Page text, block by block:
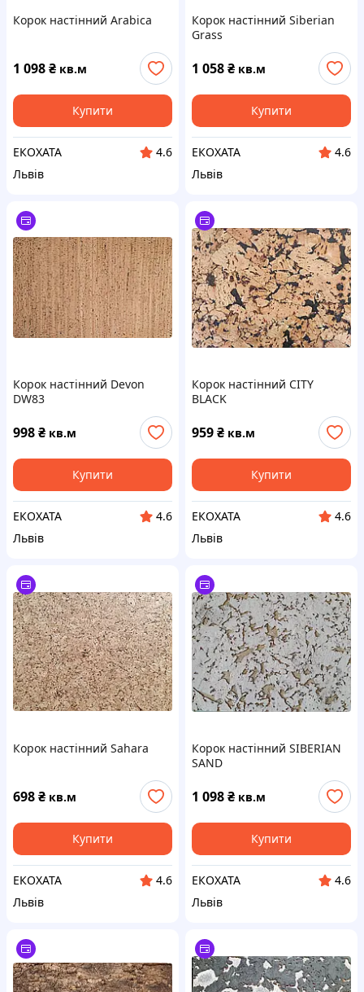
Корок настінний Arabica
1 098₴ кв.м
Купити
ЕКОХАТА
4.6
Львів
Корок настінний Siberian
Grass
1 058₴ кв.м
Купити
ЕКОХАТА
4.6
Львів
Корок настінний Devon
DW83
998₴ кв.м
Купити
ЕКОХАТА
4.6
Львів
Корок настінний CITY
BLACK
959₴ кв.м
Купити
ЕКОХАТА
4.6
Львів
Корок настінний Sahara
698₴ кв.м
Купити
ЕКОХАТА
4.6
Львів
Корок настінний SIBERIAN
SAND
1 098₴ кв.м
Купити
ЕКОХАТА
4.6
Львів